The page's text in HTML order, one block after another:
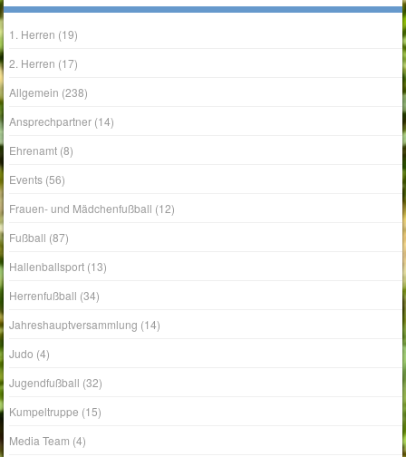
1. Herren (19)
2. Herren (17)
Allgemein (238)
Ansprechpartner (14)
Ehrenamt (8)
Events (56)
Frauen- und Mädchenfußball (12)
Fußball (87)
Hallenballsport (13)
Herrenfußball (34)
Jahreshauptversammlung (14)
Judo (4)
Jugendfußball (32)
Kumpeltruppe (15)
Media Team (4)